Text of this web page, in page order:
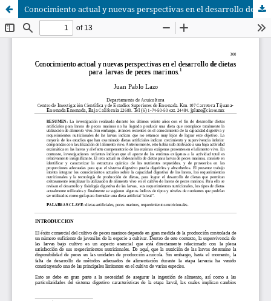
Conocimiento actual y nuevas perspectivas en el desarrollo de dietas para larvas de peces marinos